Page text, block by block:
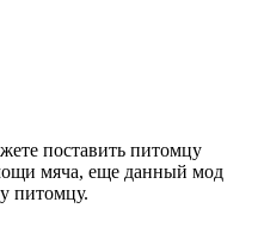
поставить питомцу
мяча, еще данный мод
питомцу.